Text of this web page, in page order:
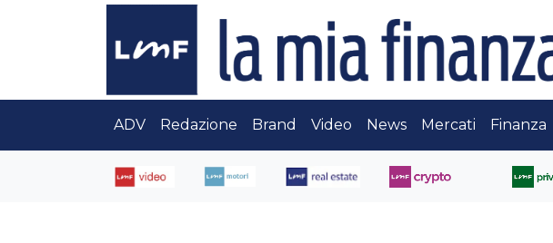
ADV Redazione Brand Video News Mercati Finanza